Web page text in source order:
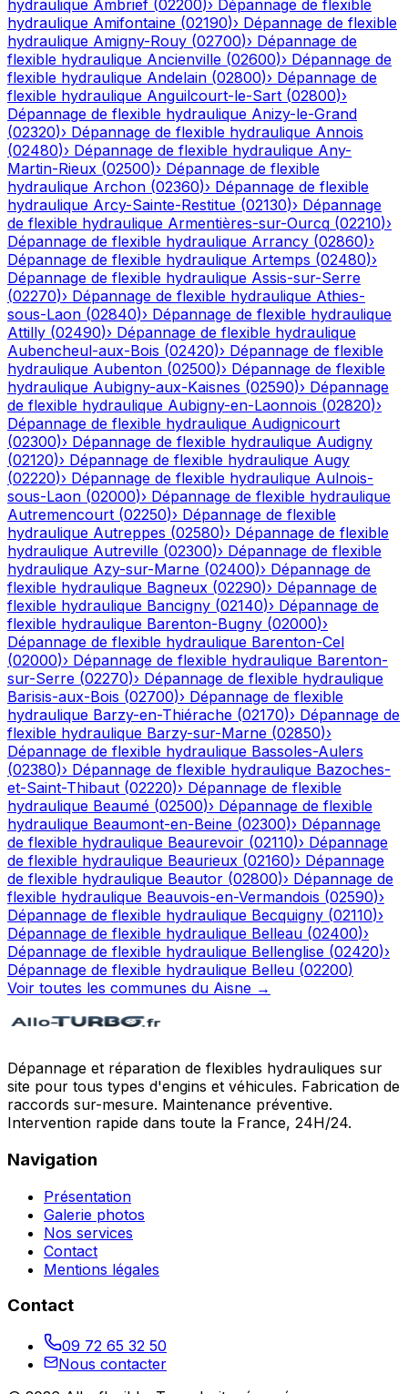
hydraulique Ambrief (02200)› Dépannage de flexible
hydraulique Amifontaine (02190)› Dépannage de flexible
hydraulique Amigny-Rouy (02700)› Dépannage de
flexible hydraulique Ancienville (02600)› Dépannage de
flexible hydraulique Andelain (02800)› Dépannage de
flexible hydraulique Anguilcourt-le-Sart (02800)›
Dépannage de flexible hydraulique Anizy-le-Grand
(02320)› Dépannage de flexible hydraulique Annois
(02480)› Dépannage de flexible hydraulique Any-
Martin-Rieux (02500)› Dépannage de flexible
hydraulique Archon (02360)› Dépannage de flexible
hydraulique Arcy-Sainte-Restitue (02130)› Dépannage
de flexible hydraulique Armentières-sur-Ourcq (02210)›
Dépannage de flexible hydraulique Arrancy (02860)›
Dépannage de flexible hydraulique Artemps (02480)›
Dépannage de flexible hydraulique Assis-sur-Serre
(02270)› Dépannage de flexible hydraulique Athies-
sous-Laon (02840)› Dépannage de flexible hydraulique
Attilly (02490)› Dépannage de flexible hydraulique
Aubencheul-aux-Bois (02420)› Dépannage de flexible
hydraulique Aubenton (02500)› Dépannage de flexible
hydraulique Aubigny-aux-Kaisnes (02590)› Dépannage
de flexible hydraulique Aubigny-en-Laonnois (02820)›
Dépannage de flexible hydraulique Audignicourt
(02300)› Dépannage de flexible hydraulique Audigny
(02120)› Dépannage de flexible hydraulique Augy
(02220)› Dépannage de flexible hydraulique Aulnois-
sous-Laon (02000)› Dépannage de flexible hydraulique
Autremencourt (02250)› Dépannage de flexible
hydraulique Autreppes (02580)› Dépannage de flexible
hydraulique Autreville (02300)› Dépannage de flexible
hydraulique Azy-sur-Marne (02400)› Dépannage de
flexible hydraulique Bagneux (02290)› Dépannage de
flexible hydraulique Bancigny (02140)› Dépannage de
flexible hydraulique Barenton-Bugny (02000)›
Dépannage de flexible hydraulique Barenton-Cel
(02000)› Dépannage de flexible hydraulique Barenton-
sur-Serre (02270)› Dépannage de flexible hydraulique
Barisis-aux-Bois (02700)› Dépannage de flexible
hydraulique Barzy-en-Thiérache (02170)› Dépannage de
flexible hydraulique Barzy-sur-Marne (02850)›
Dépannage de flexible hydraulique Bassoles-Aulers
(02380)› Dépannage de flexible hydraulique Bazoches-
et-Saint-Thibaut (02220)› Dépannage de flexible
hydraulique Beaumé (02500)› Dépannage de flexible
hydraulique Beaumont-en-Beine (02300)› Dépannage
de flexible hydraulique Beaurevoir (02110)› Dépannage
de flexible hydraulique Beaurieux (02160)› Dépannage
de flexible hydraulique Beautor (02800)› Dépannage de
flexible hydraulique Beauvois-en-Vermandois (02590)›
Dépannage de flexible hydraulique Becquigny (02110)›
Dépannage de flexible hydraulique Belleau (02400)›
Dépannage de flexible hydraulique Bellenglise (02420)›
Dépannage de flexible hydraulique Belleu (02200)
Voir toutes les communes du Aisne →
Dépannage et réparation de flexibles hydrauliques sur
site pour tous types d'engins et véhicules. Fabrication de
raccords sur-mesure. Maintenance préventive.
Intervention rapide dans toute la France, 24H/24.
Navigation
Présentation
Galerie photos
Nos services
Contact
Mentions légales
Contact
09 72 65 32 50
Nous contacter